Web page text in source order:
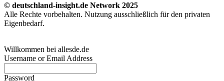
© deutschland-insight.de Network 2025
Alle Rechte vorbehalten. Nutzung ausschließlich für den privaten
Eigenbedarf.
Willkommen bei allesde.de
Username or Email Address
Password